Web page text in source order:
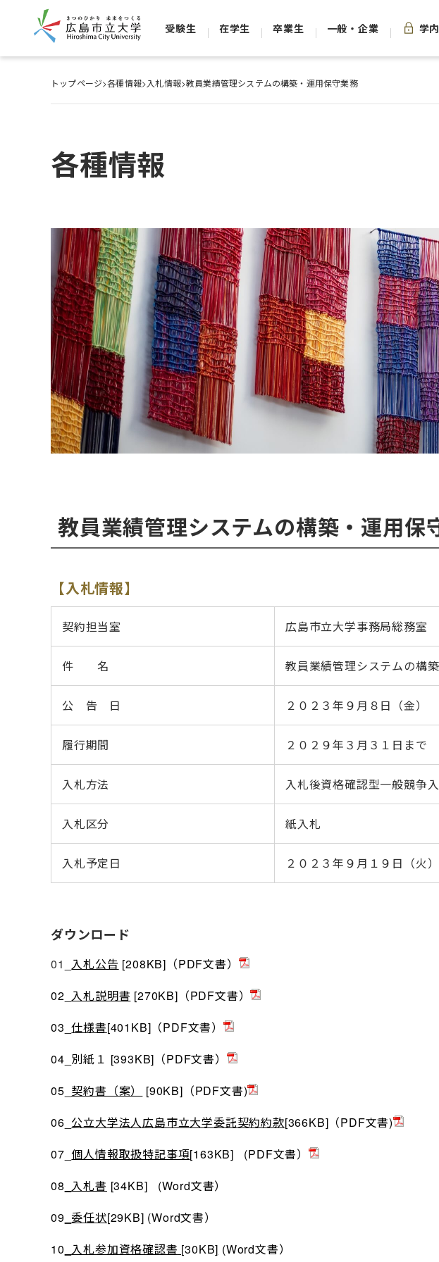
受験生 在学生 卒業生 一般・企業 学
トップページ>各種情報>入札情報>教員業績管理システムの構築・運用保守業務
各種情報
教員業績管理システムの構築・運用保
【入札情報】
契約担当室 広島市立大学事務局総務室
件 名 教員業績管理システムの構
公 告 日 ２０２３年９月８日（金）
履行期間 ２０２９年３月３１日まで
入札方法 入札後資格確認型一般競争
入札区分 紙入札
入札予定日 ２０２３年９月１９日（火）
ダウンロード
01 入札公告 [208KB]（PDF文書）
02_ 入札説明書 [270KB]（PDF文書）
03_仕様書[401KB]（PDF文書）
04_別紙１ [393KB]（PDF文書）
05_ 契約書（案）
[90KB]（PDF文書)
06_ 公立大学法人広島市立大学委託契約約款[366KB]（PDF文書)
07_ 個人情報取扱特記事項[163KB] (PDF文書）
08 入札書 [34KB] (Word文書）
09 委任状[29KB] (Word文書）
10 入札参加資格確認書 [30KB] (Word文書）